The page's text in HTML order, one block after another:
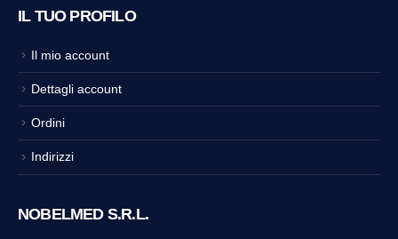
IL TUO PROFILO
Il mio account
Dettagli account
Ordini
Indirizzi
NOBELMED S.R.L.